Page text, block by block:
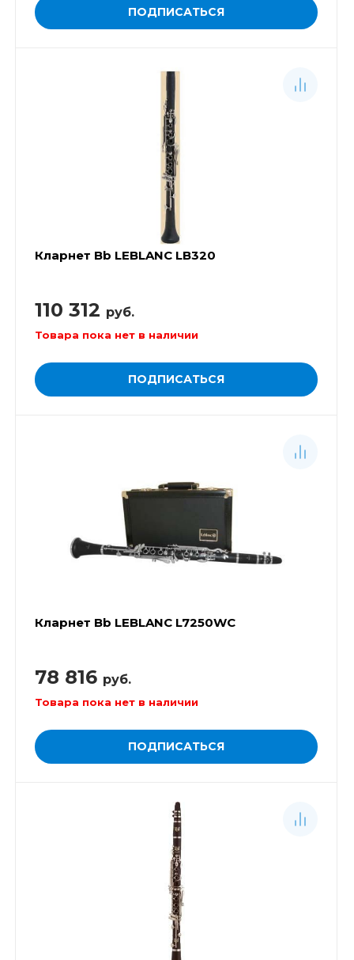
ПОДПИСАТЬСЯ
Кларнет Bb LEBLANC LB320
110 312 руб.
Товара пока нет в наличии
ПОДПИСАТЬСЯ
Кларнет Bb LEBLANC L7250WC
78 816 руб.
Товара пока нет в наличии
ПОДПИСАТЬСЯ